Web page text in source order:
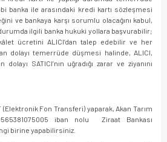
banka ile arasındaki kredi kartı sözleşmesi
ve bankaya karşı sorumlu olacağını kabul,
ilgili banka hukuki yollara başvurabilir;
ücretini ALICI’dan talep edebilir ve her
dolayı temerrüde düşmesi halinde, ALICI,
SATICI’nın uğradığı zarar ve ziyanını
(Elektronik Fon Transferi) yaparak, Akan Tarım
iban nolu Ziraat Bankası
birine yapabilirsiniz.